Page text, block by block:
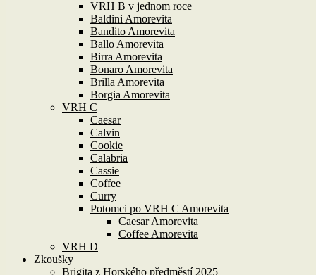
VRH B v jednom roce
Baldini Amorevita
Bandito Amorevita
Ballo Amorevita
Birra Amorevita
Bonaro Amorevita
Brilla Amorevita
Borgia Amorevita
VRH C
Caesar
Calvin
Cookie
Calabria
Cassie
Coffee
Curry
Potomci po VRH C Amorevita
Caesar Amorevita
Coffee Amorevita
VRH D
Zkoušky
Brigita z Horského předměstí 2025